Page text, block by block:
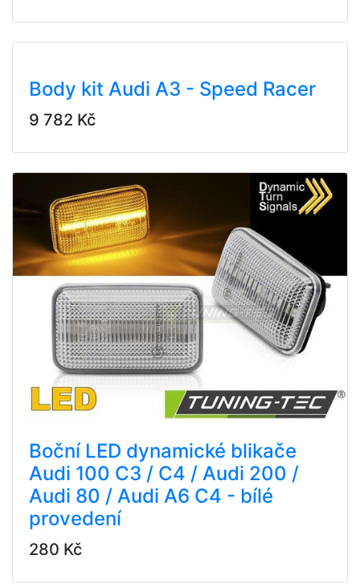
Body kit Audi A3 - Speed Racer
9 782 Kč
Boční LED dynamické blikače
Audi 100 C3 / C4 / Audi 200 /
Audi 80 / Audi A6 C4 - bílé
provedení
280 Kč